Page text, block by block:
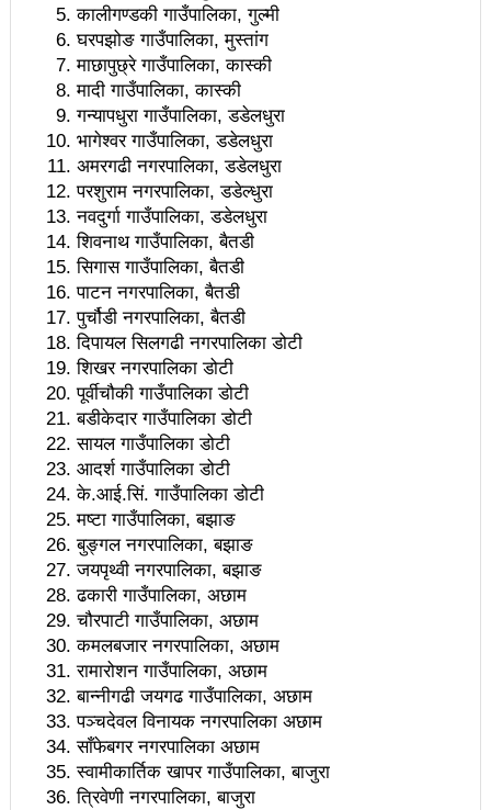
आइएनएनएफद्वारा सम्मान
एनआरएनए बेलायतको अध्यक्षमा जिलिङका पुडासैनी
महानगर यातायातले थप्यो १२ वटा विद्युतीय बस
गणेश पण्डितको कवितासङ्ग्रह कालापानी लोकार्पण
फोहोरमैला व्यवस्थापन संघ नेपालको अध्यक्षमा नुवाकोटका घिमिरे
निर्वाचित
कविता – सुख भोग
समाचार हटाउने अदालतको आदेश र पत्रकार पक्राउ पुर्जीबारे
काउन्सिल सुक्ष्म अध्ययनमा
लोकतान्त्रिक सहिद सन्तति वृत्ति कोष स्थापनाः सहिदका
बालबालिकाको शिक्षामा खर्च हुने
महिनावारी स्वच्छताका लागि ३९२ साइकल यात्रीको
सचेतनामूलक र्‍याली
नवलपरासी काठमाडौँ सम्पर्क समन्वय समितिको अध्यक्षमा
विश्वकर्मा
राजावादीको आन्दोलनः आगलागीमा पत्रकारको मृत्यु
कर्फ्यु लागे पनि तीनकुने क्षेत्र अझै अशान्तः सडकमा सेना
परिचालन
राजावादीको प्रदर्शन थप उग्रः केही स्थानमा कर्फ्यु आदेश
कालीगण्डकी गाउँपालिका, गुल्मी
घरपझोङ गाउँपालिका, मुस्तांग
माछापुछ्रे गाउँपालिका, कास्की
मादी गाउँपालिका, कास्की
गन्यापधुरा गाउँपालिका, डडेलधुरा
भागेश्वर गाउँपालिका, डडेलधुरा
अमरगढी नगरपालिका, डडेलधुरा
परशुराम नगरपालिका, डडेल्धुरा
नवदुर्गा गाउँपालिका, डडेलधुरा
शिवनाथ गाउँपालिका, बैतडी
सिगास गाउँपालिका, बैतडी
पाटन नगरपालिका, बैतडी
पुर्चौडी नगरपालिका, बैतडी
दिपायल सिलगढी नगरपालिका डोटी
शिखर नगरपालिका डोटी
पूर्वीचौकी गाउँपालिका डोटी
बडीकेदार गाउँपालिका डोटी
सायल गाउँपालिका डोटी
आदर्श गाउँपालिका डोटी
के.आई.सिं. गाउँपालिका डोटी
मष्टा गाउँपालिका, बझाङ
बुङ्गल नगरपालिका, बझाङ
जयपृथ्वी नगरपालिका, बझाङ
ढकारी गाउँपालिका, अछाम
चौरपाटी गाउँपालिका, अछाम
कमलबजार नगरपालिका, अछाम
रामारोशन गाउँपालिका, अछाम
बान्नीगढी जयगढ गाउँपालिका, अछाम
पञ्चदेवल विनायक नगरपालिका अछाम
साँफेबगर नगरपालिका अछाम
स्वामीकार्तिक खापर गाउँपालिका, बाजुरा
त्रिवेणी नगरपालिका, बाजुरा